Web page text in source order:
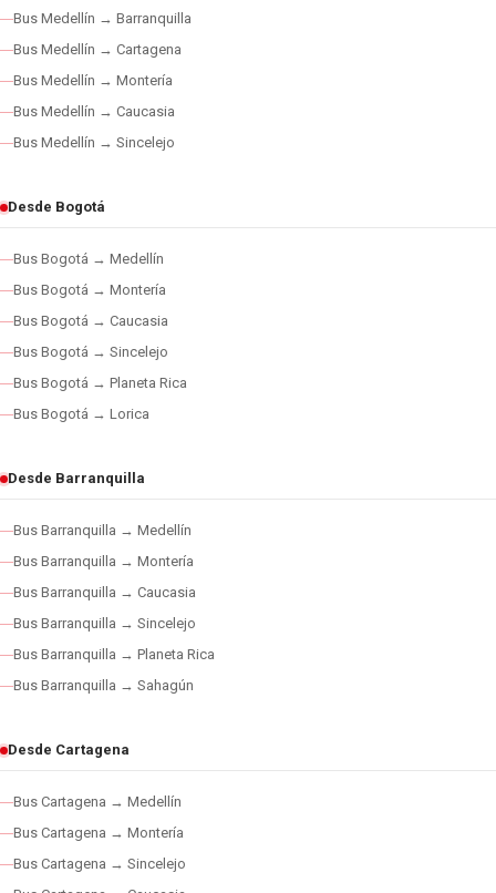
Bus Medellín → Barranquilla
Bus Medellín → Cartagena
Bus Medellín → Montería
Bus Medellín → Caucasia
Bus Medellín → Sincelejo
Desde Bogotá
Bus Bogotá → Medellín
Bus Bogotá → Montería
Bus Bogotá → Caucasia
Bus Bogotá → Sincelejo
Bus Bogotá → Planeta Rica
Bus Bogotá → Lorica
Desde Barranquilla
Bus Barranquilla → Medellín
Bus Barranquilla → Montería
Bus Barranquilla → Caucasia
Bus Barranquilla → Sincelejo
Bus Barranquilla → Planeta Rica
Bus Barranquilla → Sahagún
Desde Cartagena
Bus Cartagena → Medellín
Bus Cartagena → Montería
Bus Cartagena → Sincelejo